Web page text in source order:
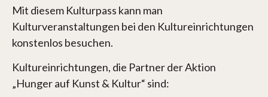
Mit diesem Kulturpass kann man
Kulturveranstaltungen bei den Kultureinrichtungen
konstenlos besuchen.
Kultureinrichtungen, die Partner der Aktion
„Hunger auf Kunst & Kultur“ sind: